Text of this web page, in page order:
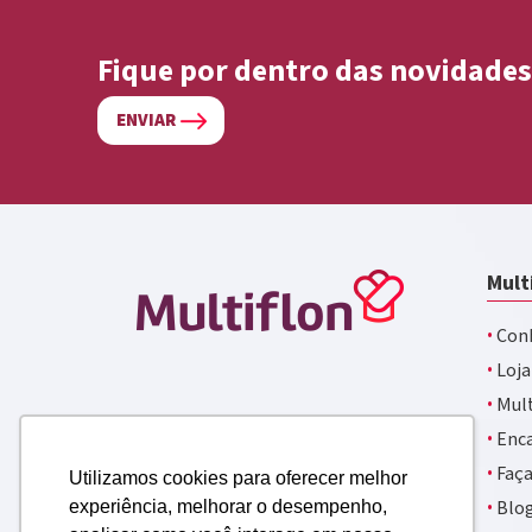
Utilizamos cookies para oferecer melhor
experiência, melhorar o desempenho,
Fique por dentro das novidades
ENVIAR
·
·
·
·
·
·